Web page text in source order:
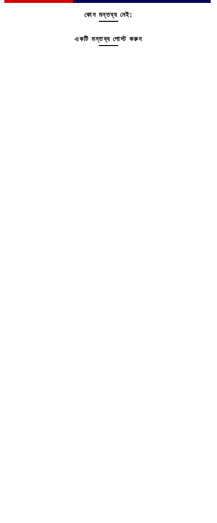
কোন মন্তব্য নেই:
একটি মন্তব্য পোস্ট করুন